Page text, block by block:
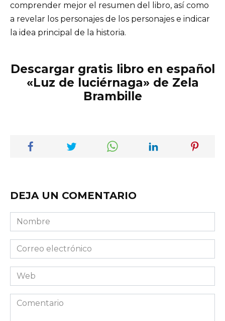
comprender mejor el resumen del libro, así como
a revelar los personajes de los personajes e indicar
la idea principal de la historia.
Descargar gratis libro en español
«Luz de luciérnaga» de Zela
Brambille
DEJA UN COMENTARIO
Nombre
Correo
electrónico
Web
Comentario